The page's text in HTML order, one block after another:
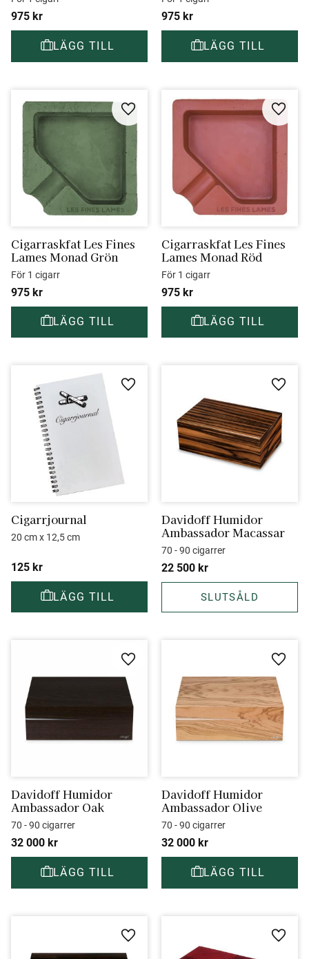
975 kr 975 kr
Cigarraskfat Les Fines
Lames Monad Grön
För 1 cigarr
975 kr
Lägg till i favoriter
Cigarraskfat Les Fines
Lames Monad Röd
För 1 cigarr
975 kr
Lägg
Cigarrjournal
20 cm x 12,5 cm
125 kr
Lägg till i favoriter
Davidoff Humidor
Ambassador Macassar
70 - 90 cigarrer
22 500 kr
Lägg
Davidoff Humidor
Ambassador Oak
70 - 90 cigarrer
32 000 kr
Lägg till i favoriter
Davidoff Humidor
Ambassador Olive
70 - 90 cigarrer
32 000 kr
Lägg
Lägg till i favoriter Lägg